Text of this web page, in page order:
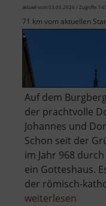
aktuell vom 03.05.2026 / Zugriffe:
71 km vom aktuellen
Auf dem
der prachtvolle
Johannes und
Schon seit der
im Jahr 968
ein Gotteshaus.
der römisch-
weiterlesen